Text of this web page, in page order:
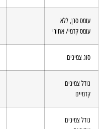
עומס סרן, ללא
עומס קדמי/ אחורי
סוג צמיגים
גודל צמיגים
קדמיים
גודל צמיגים